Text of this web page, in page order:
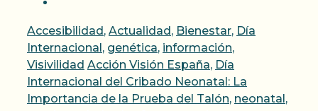
Categorías
Accesibilidad, Actualidad, Bienestar, Día
Internacional, genética, información,
Visivilidad Etiquetas
Acción Visión España, Día
Internacional del Cribado Neonatal: La
Importancia de la Prueba del Talón, neonatal,